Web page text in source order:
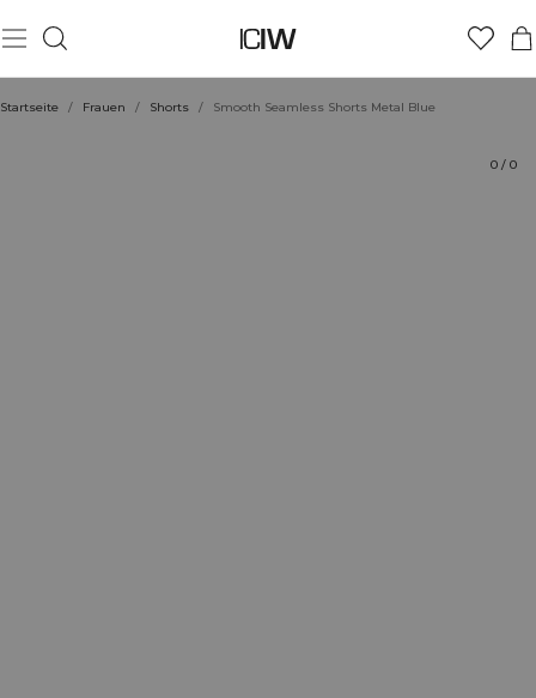
Startseite / Frauen / Shorts / Smooth Seamless Shorts Metal Blue
0 / 0